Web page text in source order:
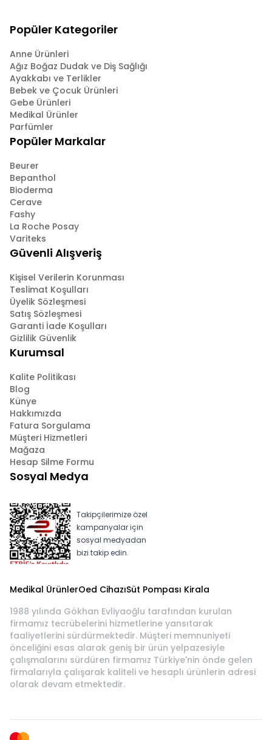
Popüler Kategoriler
Anne Ürünleri
Ağız Boğaz Dudak ve Diş Sağlığı
Ayakkabı ve Terlikler
Bebek ve Çocuk Ürünleri
Gebe Ürünleri
Medikal Ürünler
Parfümler
Popüler Markalar
Beurer
Bepanthol
Bioderma
Cerave
Fashy
La Roche Posay
Variteks
Güvenli Alışveriş
Kişisel Verilerin Korunması
Teslimat Koşulları
Üyelik Sözleşmesi
Satış Sözleşmesi
Garanti İade Koşulları
Gizlilik Güvenlik
Kurumsal
Kalite Politikası
Blog
Künye
Hakkımızda
Fatura Sorgulama
Müşteri Hizmetleri
Mağaza
Hesap Silme Formu
Sosyal Medya
Takipçilerimize özel
kampanyalar için
sosyal medyadan
bizi takip edin.
Medikal ÜrünlerOed CihazıSüt Pompası Kirala
1988 yılında Gökhan Evliyaoğlu tarafından kurulan
firmamız tecrübelerini hizmetlerine yansıtarak
faaliyetlerini sürdürmektedir. Müşteri memnuniyeti
önceliğini esas alarak geniş bir ürün yelpazesiyle
çalışmalarını sürdüren firmamız Türkiye'nin önde gelen
firmalarıyla çalışarak kaliteli ve hesaplı ürünlerin adresi
olarak devam etmektedir.